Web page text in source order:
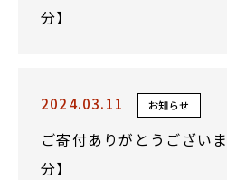
分】
2024.03.11 お知らせ
ご寄付ありがとうござい
分】